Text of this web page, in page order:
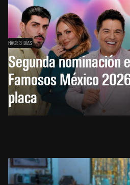
HACE 3 DÍAS
Segunda nominación
Famosos México
placa